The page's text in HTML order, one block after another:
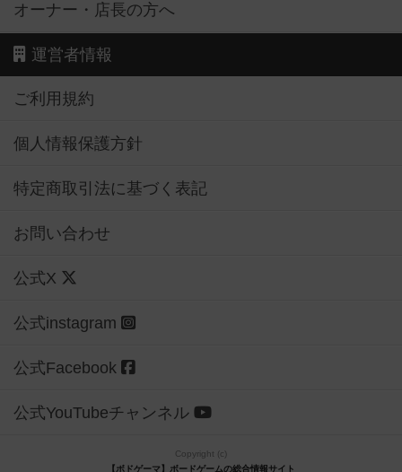
オーナー・店長の方へ
運営者情報
ご利用規約
個人情報保護方針
特定商取引法に基づく表記
お問い合わせ
公式X
公式instagram
公式Facebook
公式YouTubeチャンネル
Copyright (c)
【ボドゲーマ】ボードゲームの総合情報サイト